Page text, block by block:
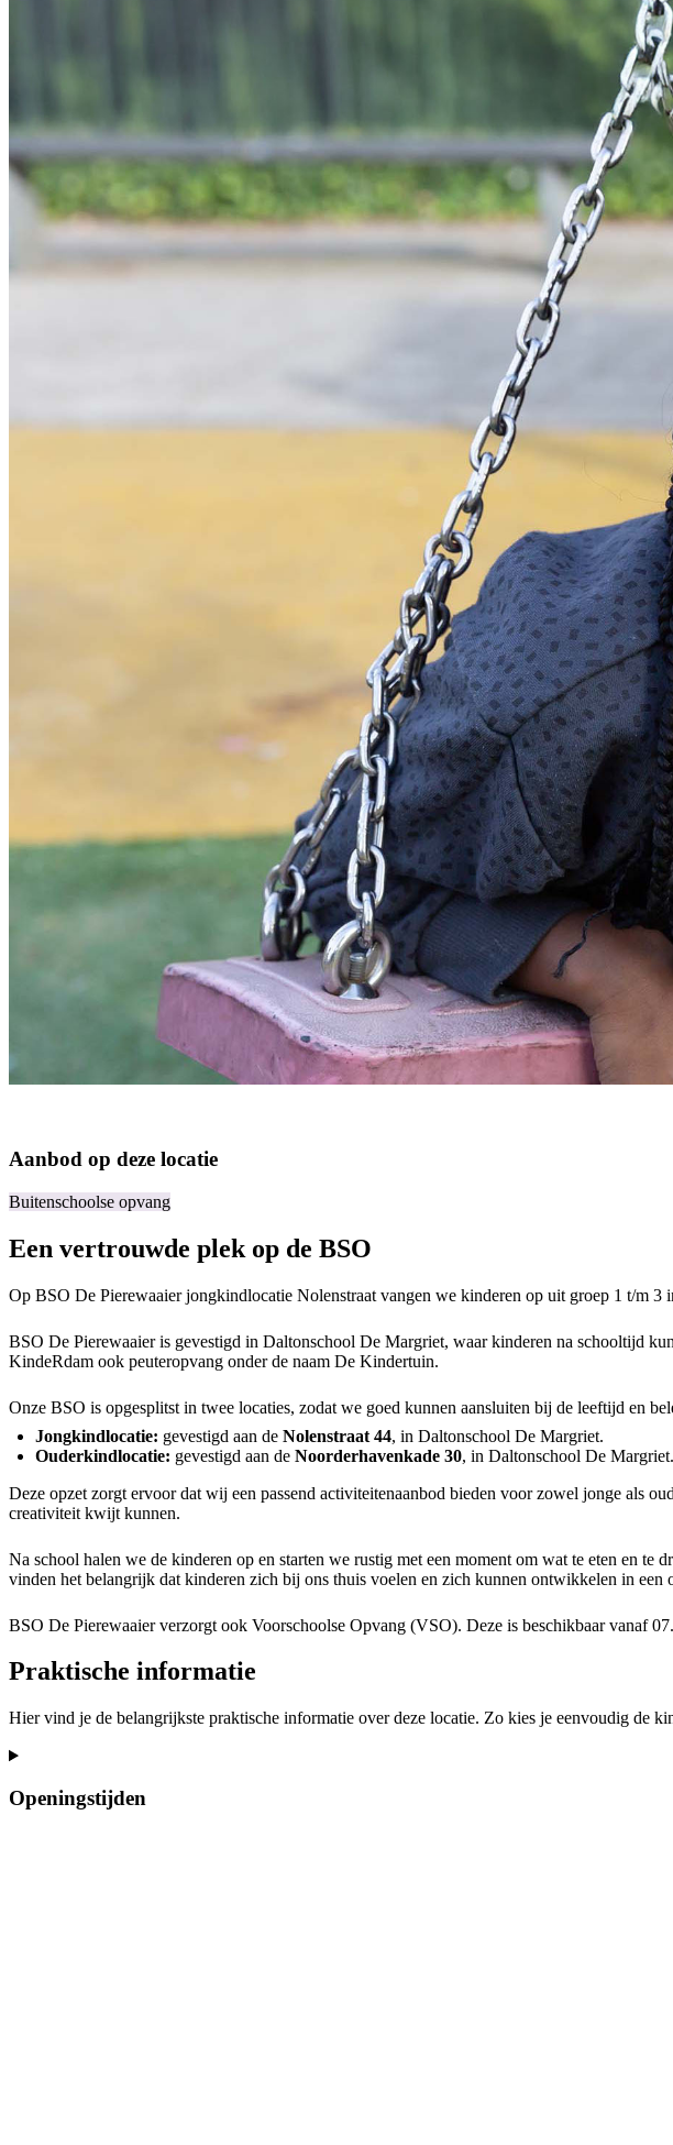
Aanbod op deze locatie
Buitenschoolse opvang
Een vertrouwde plek op de BSO
Op BSO De Pierewaaier jongkindlocatie Nolenstraat vangen we kinderen op uit groep 1 t/m 3
BSO De Pierewaaier is gevestigd in Daltonschool De Margriet, waar kinderen na schooltijd
KindeRdam ook peuteropvang onder de naam De Kindertuin.
Onze BSO is opgesplitst in twee locaties, zodat we goed kunnen aansluiten bij de leeftijd en
Jongkindlocatie: gevestigd aan de Nolenstraat 44, in Daltonschool De Margriet.
Ouderkindlocatie: gevestigd aan de Noorderhavenkade 30, in Daltonschool De Margriet.
Deze opzet zorgt ervoor dat wij een passend activiteitenaanbod bieden voor zowel jonge als
creativiteit kwijt kunnen.
Na school halen we de kinderen op en starten we rustig met een moment om wat te eten en
vinden het belangrijk dat kinderen zich bij ons thuis voelen en zich kunnen ontwikkelen in
BSO De Pierewaaier verzorgt ook Voorschoolse Opvang (VSO). Deze is beschikbaar vanaf
Praktische informatie
Hier vind je de belangrijkste praktische informatie over deze locatie. Zo kies je eenvoudig de
Openingstijden